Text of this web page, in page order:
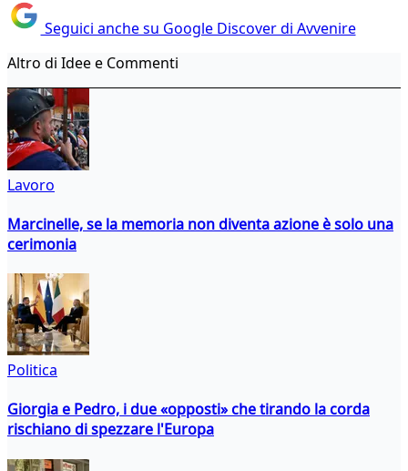
Seguici anche su Google Discover di Avvenire
Altro di Idee e Commenti
Lavoro
Marcinelle, se la memoria non diventa azione è solo una
cerimonia
Politica
Giorgia e Pedro, i due «opposti» che tirando la corda
rischiano di spezzare l'Europa